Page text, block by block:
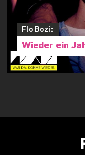
Flo Bozic
Wieder ein